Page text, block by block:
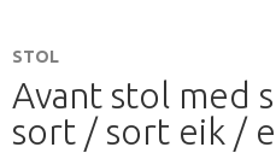
STOL
Avant stol med
sort / sort eik /